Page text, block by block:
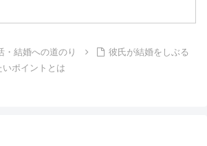
・結婚への道のり
彼氏が結婚をしぶる
ポイントとは